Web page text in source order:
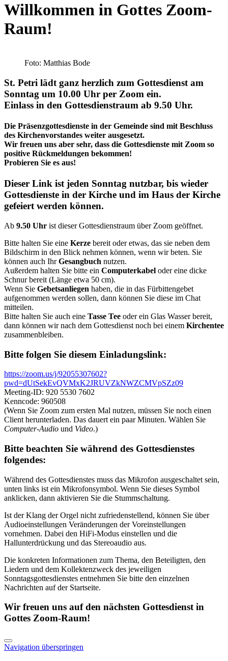
Willkommen in Gottes Zoom-
Raum!
Foto: Matthias Bode
St. Petri lädt ganz herzlich zum Gottesdienst am
Sonntag um 10.00 Uhr per Zoom ein.
Einlass in den Gottesdienstraum ab 9.50 Uhr.
Die Präsenzgottesdienste in der Gemeinde sind mit Beschluss
des Kirchenvorstandes weiter ausgesetzt.
Wir freuen uns aber sehr, dass die Gottesdienste mit Zoom so
positive Rückmeldungen bekommen!
Probieren Sie es aus!
Dieser Link ist jeden Sonntag nutzbar, bis wieder
Gottesdienste in der Kirche und im Haus der Kirche
gefeiert werden können.
Ab 9.50 Uhr ist dieser Gottesdienstraum über Zoom geöffnet.
Bitte halten Sie eine Kerze bereit oder etwas, das sie neben dem
Bildschirm in den Blick nehmen können, wenn wir beten. Sie
können auch IhrGesangbuch nutzen.
Außerdem halten Sie bitte ein Computerkabel oder eine dicke
Schnur bereit (Länge etwa 50 cm).
Wenn Sie Gebetsanliegen haben, die in das Fürbittengebet
aufgenommen werden sollen, dann können Sie diese im Chat
mitteilen.
Bitte halten Sie auch eine Tasse Tee oder ein Glas Wasser bereit,
dann können wir nach dem Gottesdienst noch bei einem Kirchentee
zusammenbleiben.
Bitte folgen Sie diesem Einladungslink:
https://zoom.us/j/92055307602?
pwd=dUtSekEvQVMxK2JRUVZkNWZCMVpSZz09
Meeting-ID: 920 5530 7602
Kenncode: 960508
(Wenn Sie Zoom zum ersten Mal nutzen, müssen Sie noch einen
Client herunterladen. Das dauert ein paar Minuten. Wählen Sie
Computer-Audio und Video.)
Bitte beachten Sie während des Gottesdienstes
folgendes:
Während des Gottesdienstes muss das Mikrofon ausgeschaltet sein,
unten links ist ein Mikrofonsymbol. Wenn Sie dieses Symbol
anklicken, dann aktivieren Sie die Stummschaltung.
Ist der Klang der Orgel nicht zufriedenstellend, können Sie über
Audioeinstellungen Veränderungen der Voreinstellungen
vornehmen. Dabei den HiFi-Modus einstellen und die
Hallunterdrückung und das Stereoaudio aus.
Die konkreten Informationen zum Thema, den Beteiligten, den
Liedern und dem Kollektenzweck des jeweiligen
Sonntagsgottesdienstes entnehmen Sie bitte den einzelnen
Nachrichten auf der Startseite.
Wir freuen uns auf den nächsten Gottesdienst in
Gottes Zoom-Raum!
Navigation überspringen